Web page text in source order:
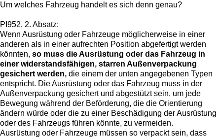
Um welches Fahrzeug handelt es sich denn genau?
PI952, 2. Absatz:
Wenn Ausrüstung oder Fahrzeuge möglicherweise in einer
anderen als in einer aufrechten Position abgefertigt werden
könnten, so muss die Ausrüstung oder das Fahrzeug in
einer widerstandsfähigen, starren Außenverpackung
gesichert werden, die einem der unten angegebenen Typen
entspricht. Die Ausrüstung oder das Fahrzeug muss in der
Außenverpackung gesichert und abgestützt sein, um jede
Bewegung während der Beförderung, die die Orientierung
ändern würde oder die zu einer Beschädigung der Ausrüstung
oder des Fahrzeugs führen könnte, zu vermeiden.
Ausrüstung oder Fahrzeuge müssen so verpackt sein, dass